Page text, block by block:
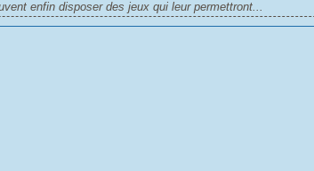
enfin disposer des jeux qui leur permettront...